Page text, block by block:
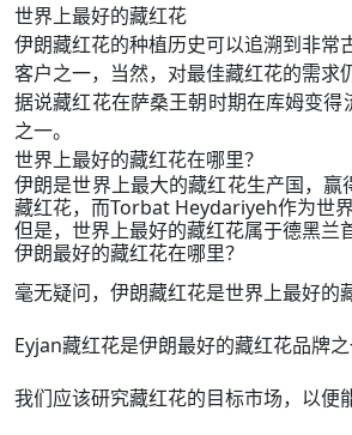
世界上最好的藏红花
伊朗藏红花的种植历史可以追溯到非常
客户之一，当然，对最佳藏红花的需求
据说藏红花在萨桑王朝时期在库姆变
之一。
世界上最好的藏红花在哪里？
伊朗是世界上最大的藏红花生产国，
藏红花，而Torbat Heydariyeh作为世
但是，世界上最好的藏红花属于德黑兰
伊朗最好的藏红花在哪里？
毫无疑问，伊朗藏红花是世界上最好的
Eyjan藏红花是伊朗最好的藏红花品牌
我们应该研究藏红花的目标市场，以便